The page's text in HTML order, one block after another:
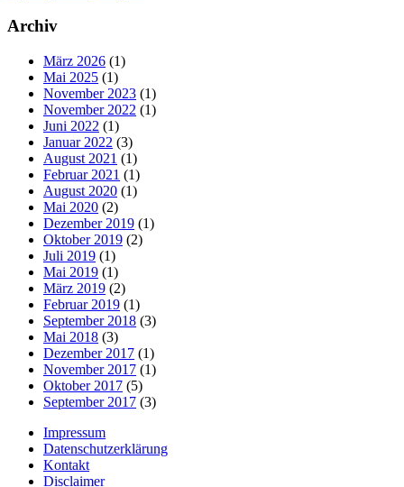
Archiv
März 2026 (1)
Mai 2025 (1)
November 2023 (1)
November 2022 (1)
Juni 2022 (1)
Januar 2022 (3)
August 2021 (1)
Februar 2021 (1)
August 2020 (1)
Mai 2020 (2)
Dezember 2019 (1)
Oktober 2019 (2)
Juli 2019 (1)
Mai 2019 (1)
März 2019 (2)
Februar 2019 (1)
September 2018 (3)
Mai 2018 (3)
Dezember 2017 (1)
November 2017 (1)
Oktober 2017 (5)
September 2017 (3)
Impressum
Datenschutzerklärung
Kontakt
Disclaimer